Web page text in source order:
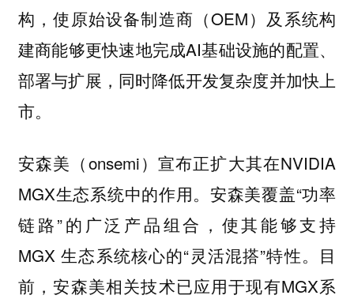
构，使原始设备制造商（OEM）及系统构
建商能够更快速地完成AI基础设施的配置、
部署与扩展，同时降低开发复杂度并加快上
市。
安森美（onsemi）宣布正扩大其在NVIDIA
MGX生态系统中的作用。安森美覆盖“功率
链路”的广泛产品组合，使其能够支持
MGX 生态系统核心的“灵活混搭”特性。目
前，安森美相关技术已应用于现有MGX系